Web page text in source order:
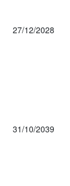
27/12/2028
31/10/2039